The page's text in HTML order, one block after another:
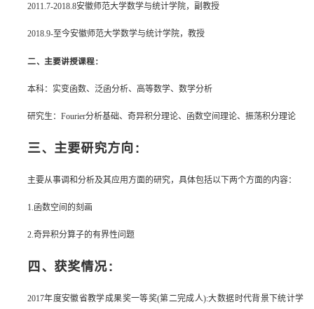
2011.7-2018.8安徽师范大学数学与统计学院，副教授
2018.9-至今安徽师范大学数学与统计学院，教授
二、主要讲授课程：
本科：实变函数、泛函分析、高等数学、数学分析
研究生：Fourier分析基础、奇异积分理论、函数空间理论、振荡积分理论
三、主要研究方向：
主要从事调和分析及其应用方面的研究，具体包括以下两个方面的内容：
1.函数空间的刻画
2.奇异积分算子的有界性问题
四、获奖情况：
2017年度安徽省教学成果奖一等奖(第二完成人):大数据时代背景下统计学